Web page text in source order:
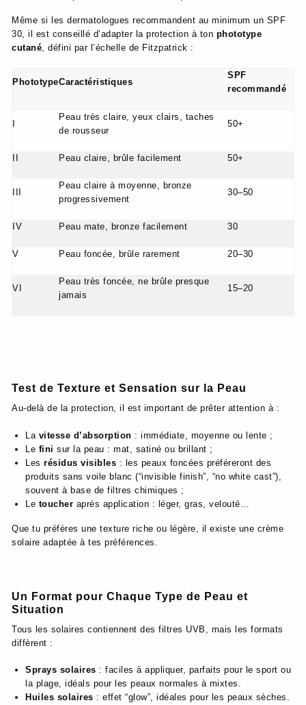
Même si les dermatologues recommandent au minimum un SPF
30, il est conseillé d’adapter la protection à ton phototype
cutané , défini par l’échelle de Fitzpatrick :
PhototypeCaractéristiques
SPF
recommandé
Peau très claire, yeux clairs, taches
de rousseur
50+
Peau claire, brûle facilement 50+
Peau claire à moyenne, bronze
progressivement
30–50
IV Peau mate, bronze facilement 30
V Peau foncée, brûle rarement 20–30
VI
Peau très foncée, ne brûle presque
jamais
15–20
Test de Texture et Sensation sur la Peau
Au-delà de la protection, il est important de prêter attention à :
La vitesse d’absorption : immédiate, moyenne ou lente ;
Le fini sur la peau : mat, satiné ou brillant ;
Les résidus visibles : les peaux foncées préféreront des
produits sans voile blanc (“invisible finish”, “no white cast”),
souvent à base de filtres chimiques ;
Le toucher après application : léger, gras, velouté…
Que tu préfères une texture riche ou légère, il existe une crème
solaire adaptée à tes préférences.
Un Format pour Chaque Type de Peau et
Situation
Tous les solaires contiennent des filtres UVB, mais les formats
diffèrent :
Sprays solaires : faciles à appliquer, parfaits pour le sport ou
la plage, idéals pour les peaux normales à mixtes.
Huiles solaires : effet “glow”, idéales pour les peaux sèches.